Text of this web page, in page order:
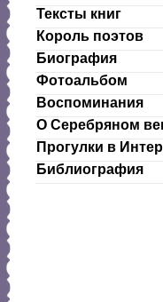
Тексты книг
Король поэтов
Биография
Фотоальбом
Воспоминания
О Серебряном
Прогулки в
Библиография